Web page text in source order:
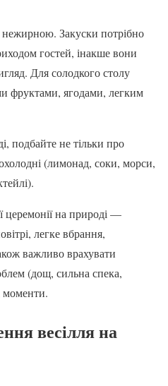
Закуски потрібно
гостей, інакше вони
Для солодкого столу
фруктами, ягодами, легким
подбайте не тільки про
(лимонад, соки, морси,
церемонії на природі —
легке вбрання,
важливо врахувати
(дощ, сильна спека,
моменти.
весілля на